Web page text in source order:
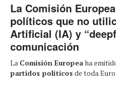
La Comisión
políticos que no
Artificial (IA) y
comunicación
La Comisión Europeaha
partidos políticos de toda